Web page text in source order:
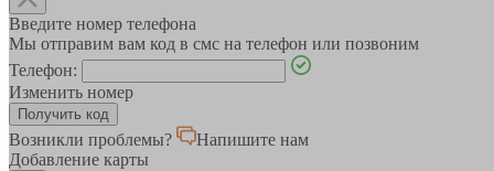
Введите номер телефона
Мы отправим вам код в смс на телефон или позвоним
Телефон:
Изменить номер
Возникли проблемы?
Напишите нам
Добавление карты